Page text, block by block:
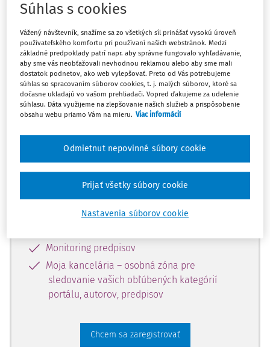
Ups, zatiaľ ste si prečítali len
začiatok...
Celý odborný obsah z tejto oblasti je
dostupný predplatiteľom portálu.
obsahu a získajte prístup na 10 dní
zdarma, stačí sa len zaregistrovať.
Vďaka registrácii získate prístup aj k
vybranému obsahu:
Monitoring predpisov
Moja kancelária – osobná zóna pre
sledovanie vašich obľúbených kategórií
portálu, autorov, predpisov
Chcem sa zaregistrovať
Súhlas s cookies
Vážený návštevník, snažíme sa zo všetkých síl prinášať vysokú úroveň
používateľského komfortu pri používaní našich webstránok. Medzi
základné predpoklady patrí napr. aby správne fungovalo vyhľadávanie,
aby sme vás neobťažovali nevhodnou reklamou alebo aby sme mali
dostatok podnetov, ako web vylepšovať. Preto od Vás potrebujeme
súhlas so spracovaním súborov cookies, t. j. malých súborov, ktoré sa
dočasne ukladajú vo vašom prehliadači. Vopred ďakujeme za udelenie
súhlasu. Dáta využijeme na zlepšovanie našich služieb a prispôsobenie
obsahu webu priamo Vám na mieru. Viac informácií
Nastavenia súborov cookie
Odmietnut nepovinné súbory cookie
Prijať všetky súbory cookie